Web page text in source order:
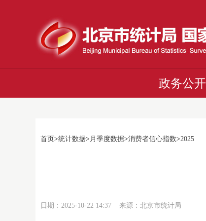
政务公开
首页>统计数据>月季度数据>消费者信心指数>2025
日期：2025-10-22 14:37 来源：北京市统计局